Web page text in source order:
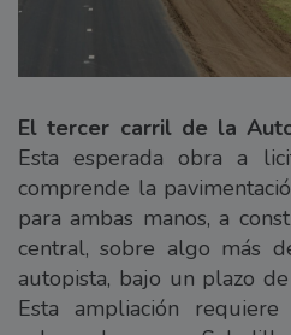
El tercer carril de la
Esta esperada obra a
comprende la
para ambas manos, a
central, sobre algo más
autopista, bajo un plazo
Esta ampliación